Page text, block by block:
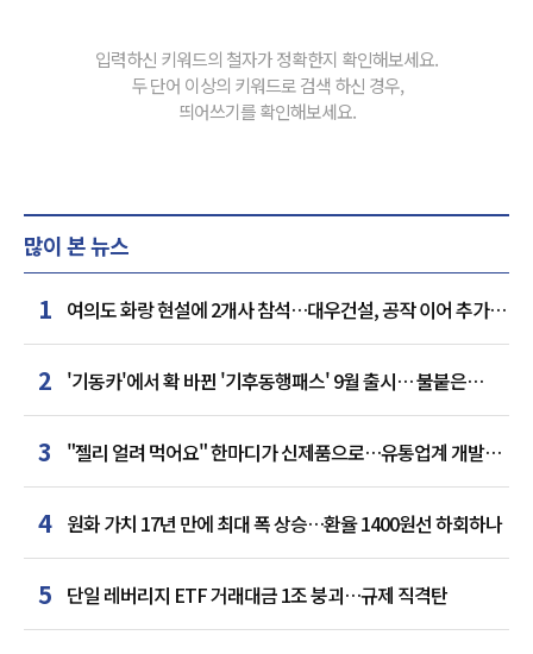
입력하신 키워드의 철자가 정확한지 확인해보세요.
두 단어 이상의 키워드로 검색 하신 경우,
띄어쓰기를 확인해보세요.
많이 본 뉴스
1 여의도 화랑 현설에 2개사 참석…대우건설, 공작 이어 추가
거점 확보하나
2 '기동카'에서 확 바뀐 '기후동행패스' 9월 출시… 불붙은
카드사 경쟁
3
"젤리 얼려 먹어요" 한마디가 신제품으로…유통업계 개발실
된 SNS
4 원화 가치 17년 만에 최대 폭 상승…환율 1400원선 하회하나
5 단일 레버리지 ETF 거래대금 1조 붕괴…규제 직격탄